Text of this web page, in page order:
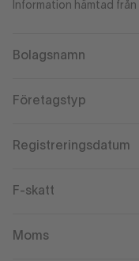
Information hämtad från
Bolagsnamn
Företagstyp
Registreringsdatum
F-skatt
Moms